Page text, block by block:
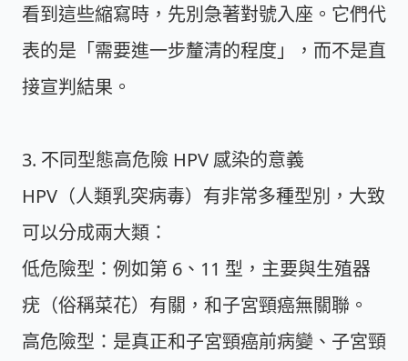
看到這些縮寫時，先別急著對號入座。它們代
表的是「需要進一步釐清的程度」，而不是直
接宣判結果。
3. 不同型態高危險 HPV 感染的意義
HPV（人類乳突病毒）有非常多種型別，大致
可以分成兩大類：
低危險型： 例如第 6、11 型，主要與生殖器
疣（俗稱菜花）有關，和子宮頸癌無關聯。
高危險型： 是真正和子宮頸癌前病變、子宮頸